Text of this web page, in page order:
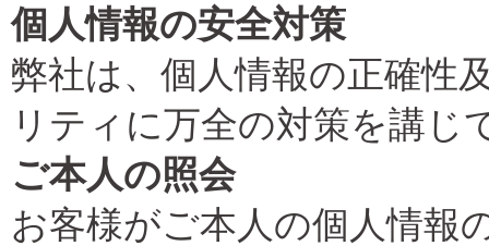
個人情報の安全対策
弊社は、個人情報の正確性
リティに万全の対策を講じ
ご本人の照会
お客様がご本人の個人情報